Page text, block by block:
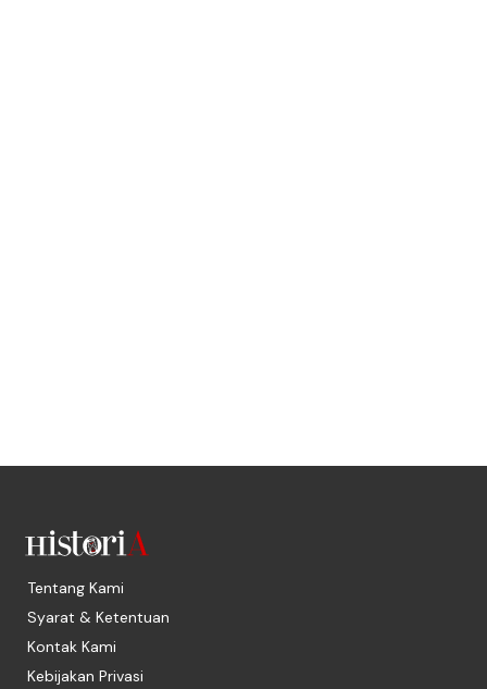
Tentang Kami
Syarat & Ketentuan
Kontak Kami
Kebijakan Privasi